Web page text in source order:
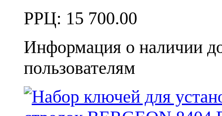
РРЦ: 15 700.00
Информация о наличии
пользователям